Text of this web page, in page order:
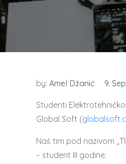
by: Amel Džanić 9.
Studenti
Global Soft (
Naš tim pod nazivom
– student III godine.